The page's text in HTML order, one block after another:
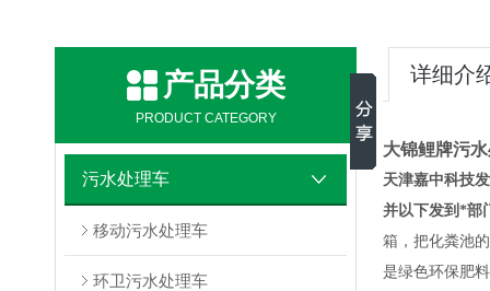
产品分类
PRODUCT CATEGORY
污水处理车
移动污水处理车
环卫污水处理车
详细介
大锦鲤牌污
天津嘉中科技
并以下发到*部
箱，把化粪池
是绿色环保肥